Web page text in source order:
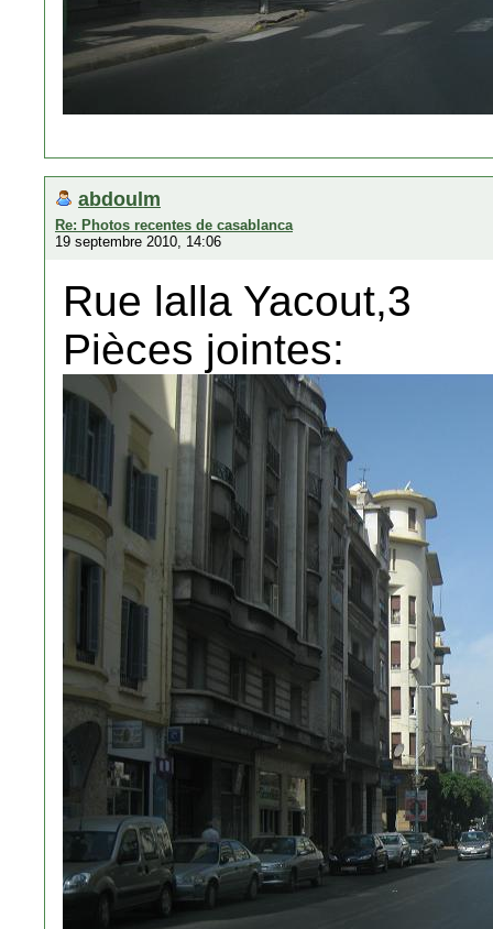
abdoulm
Re: Photos recentes de casablanca
19 septembre 2010, 14:06
Rue lalla Yacout,3
Pièces jointes: